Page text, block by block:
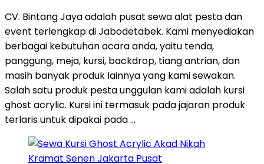
CV. Bintang Jaya adalah pusat sewa alat pesta dan
event terlengkap di Jabodetabek. Kami menyediakan
berbagai kebutuhan acara anda, yaitu tenda,
panggung, meja, kursi, backdrop, tiang antrian, dan
masih banyak produk lainnya yang kami sewakan.
Salah satu produk pesta unggulan kami adalah kursi
ghost acrylic. Kursi ini termasuk pada jajaran produk
terlaris untuk dipakai pada …